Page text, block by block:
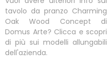
tavolo da pranzo Charming
Oak Wood Concept di
Domus Arte? Clicca e scopri
di più sui modelli allungabili
dell'azienda.